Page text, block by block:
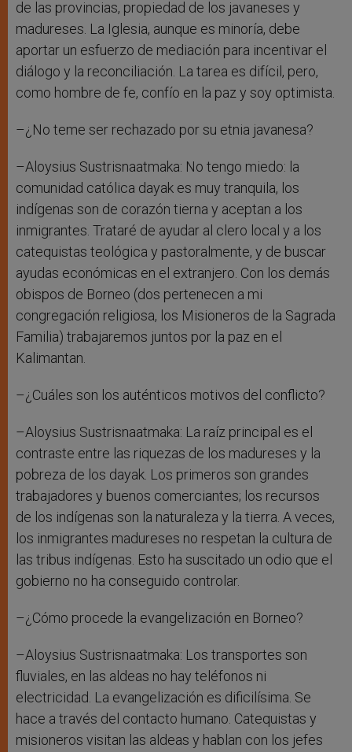
de las provincias, propiedad de los javaneses y
madureses. La Iglesia, aunque es minoría, debe
aportar un esfuerzo de mediación para incentivar el
diálogo y la reconciliación. La tarea es difícil, pero,
como hombre de fe, confío en la paz y soy optimista.
–¿No teme ser rechazado por su etnia javanesa?
–Aloysius Sustrisnaatmaka: No tengo miedo: la
comunidad católica dayak es muy tranquila, los
indígenas son de corazón tierna y aceptan a los
inmigrantes. Trataré de ayudar al clero local y a los
catequistas teológica y pastoralmente, y de buscar
ayudas económicas en el extranjero. Con los demás
obispos de Borneo (dos pertenecen a mi
congregación religiosa, los Misioneros de la Sagrada
Familia) trabajaremos juntos por la paz en el
Kalimantan.
–¿Cuáles son los auténticos motivos del conflicto?
–Aloysius Sustrisnaatmaka: La raíz principal es el
contraste entre las riquezas de los madureses y la
pobreza de los dayak. Los primeros son grandes
trabajadores y buenos comerciantes; los recursos
de los indígenas son la naturaleza y la tierra. A veces,
los inmigrantes madureses no respetan la cultura de
las tribus indígenas. Esto ha suscitado un odio que el
gobierno no ha conseguido controlar.
–¿Cómo procede la evangelización en Borneo?
–Aloysius Sustrisnaatmaka: Los transportes son
fluviales, en las aldeas no hay teléfonos ni
electricidad. La evangelización es dificilísima. Se
hace a través del contacto humano. Catequistas y
misioneros visitan las aldeas y hablan con los jefes